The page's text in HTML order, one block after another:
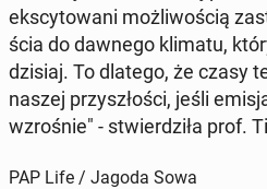
eks­cy­to­wa­ni moż­li­wo­ścią
ścia do dawnego klimatu,
dzisiaj. To dlatego, że czasy
naszej przy­szło­ści, jeśli
wzro­śnie" - stwier­dzi­ła prof.
PAP Life / Jagoda Sowa